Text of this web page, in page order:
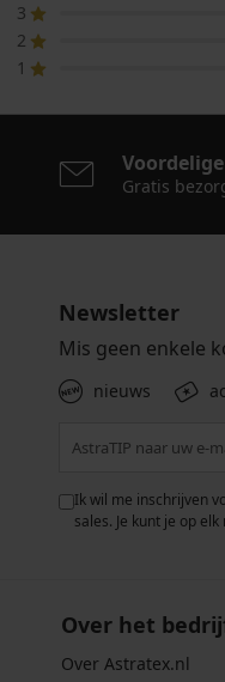
3
2
1
Gratis
Newsletter
Mis geen enkele
nieuws
Ik wil me inschrijven
sales. Je kunt je op
Over het
Over Astratex.nl